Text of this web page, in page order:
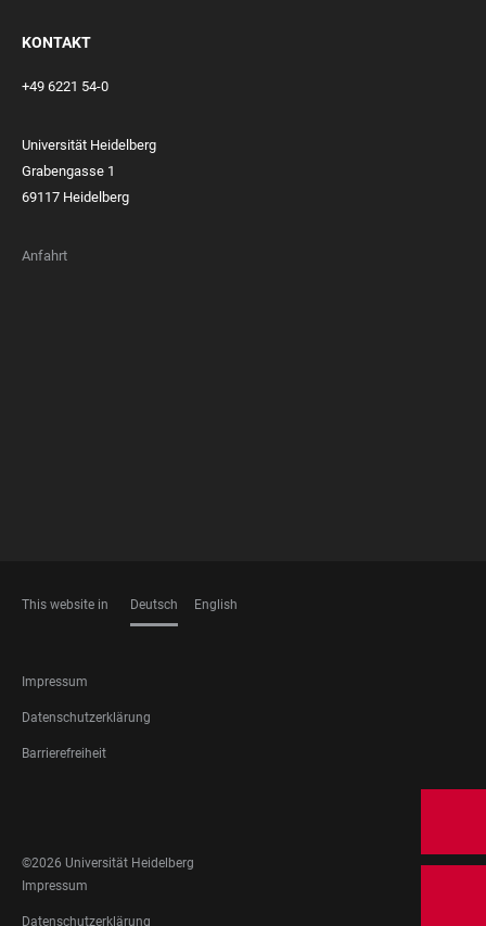
KONTAKT
+49 6221 54-0
Universität Heidelberg
Grabengasse 1
69117 Heidelberg
Anfahrt
This website in Deutsch English
FOOTER
LEGAL
Impressum
Datenschutzerklärung
Barrierefreiheit
MEDIA
©2026 Universität Heidelberg
FOOTER
LEGAL
Impressum
Datenschutzerklärung